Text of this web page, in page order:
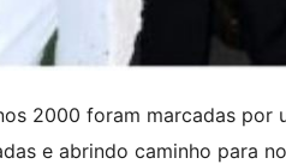
2000 foram marcadas por
e abrindo caminho para